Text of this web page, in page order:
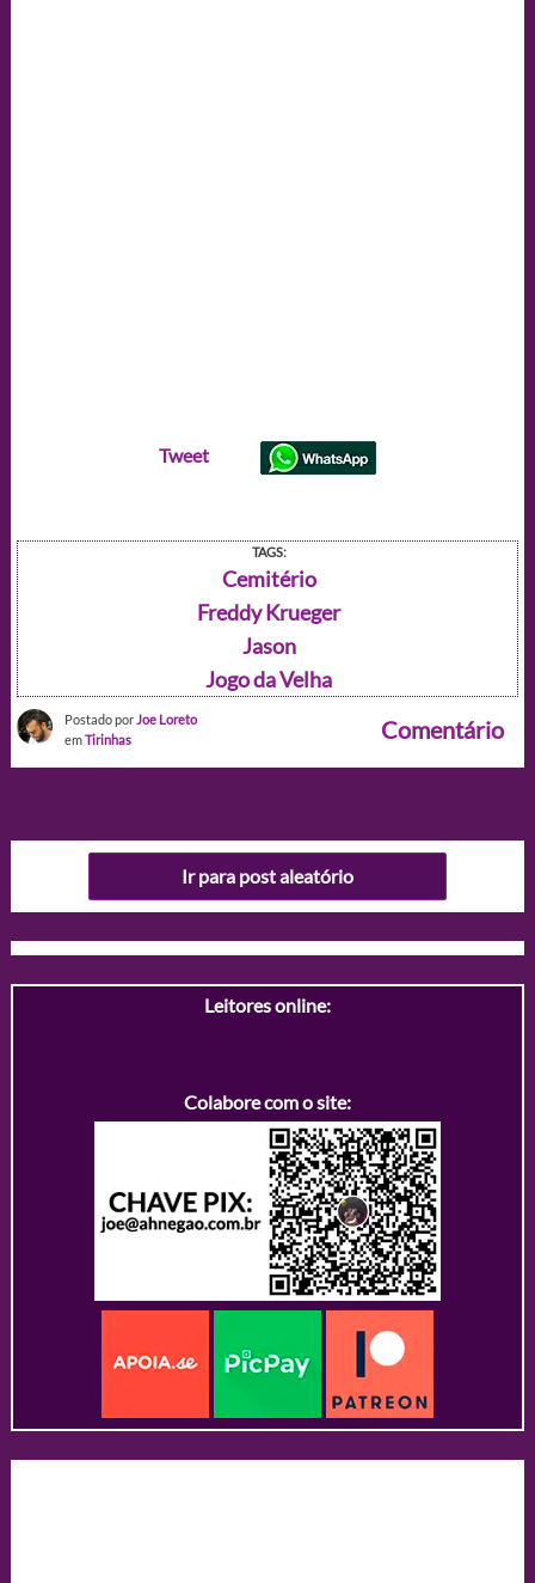
Tweet
TAGS:
Cemitério
Freddy Krueger
Jason
Jogo da Velha
Postado por Joe Loreto
emTirinhas Comentário
Ir para post aleatório
Leitores online:
Colabore com o site: